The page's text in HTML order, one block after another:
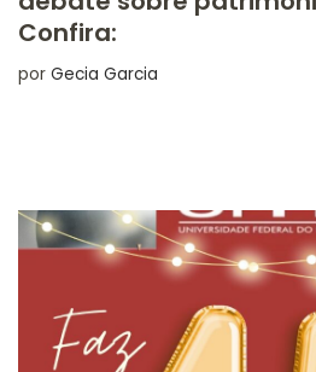
Confira:
por Gecia Garcia